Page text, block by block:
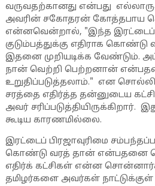
வருவதற்கானது என்பது
அவரின் சகோதரன் கோத்தபாய
என்னவென்றால், "இந்த இரட்டைப்
குடும்பத்துக்கு எதிராக கொண்டு
இதனை முறியடிக்க வேண்டும்.
நான் வெற்றி பெற்றனான்
உறுதிப்படுத்தலாம்." என
சரத்தை எதிர்த்த தன்னுடைய
அவர் சரிப்படுத்தியிருக்கிறார்.
கூடிய காரணமில்லை.
இரட்டைப் பிரஜாவுரிமை
கொண்டு வரத் தான் என்பதனை
எதிர்க் கட்சிகள் என்ன
தமிழர்களை அவர்கள் நாட்டுக்குள்